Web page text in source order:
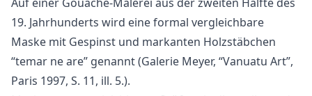
19. Jahrhunderts wird eine formal vergleichbare
Maske mit Gespinst und markanten Holzstäbchen
“temar ne are” genannt (Galerie Meyer, “Vanuatu Art”,
Paris 1997, S. 11, ill. 5.).